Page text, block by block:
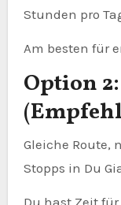
Stunden pro
Am besten für
Option
Gleiche Route,
Stopps in Du
Du hast Zeit